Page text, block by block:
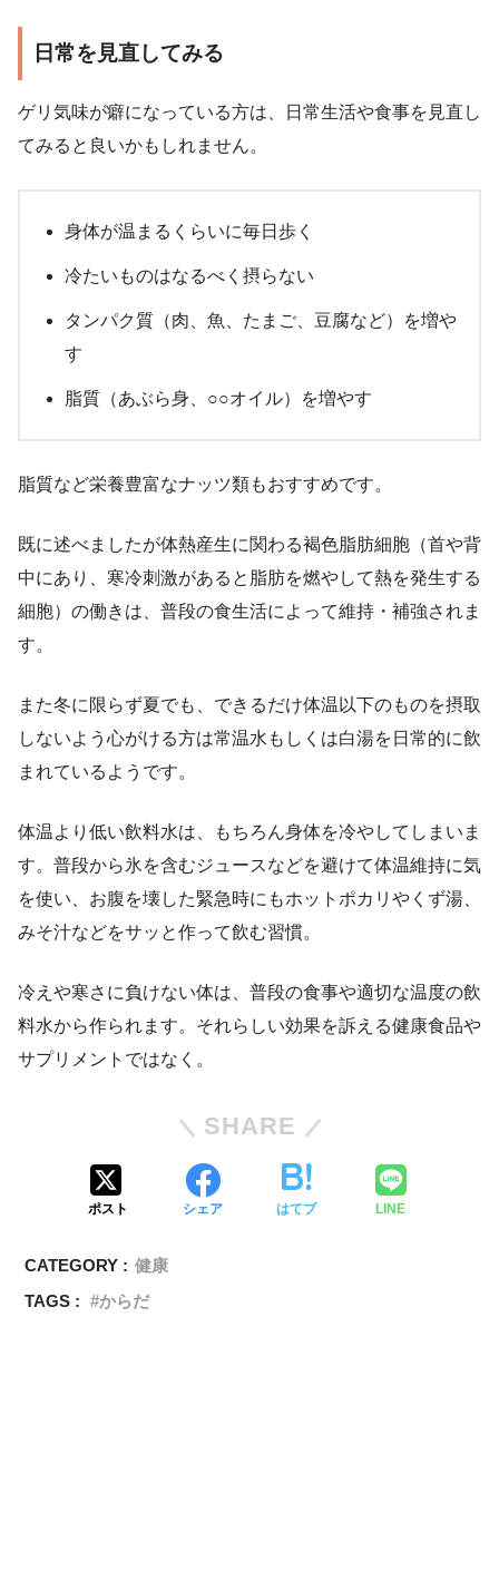
日常を見直してみる
ゲリ気味が癖になっている方は、日常生活や食事を見直し
てみると良いかもしれません。
身体が温まるくらいに毎日歩く
冷たいものはなるべく摂らない
タンパク質（肉、魚、たまご、豆腐など）を増や
す
脂質（あぶら身、○○オイル）を増やす
脂質など栄養豊富なナッツ類もおすすめです。
既に述べましたが体熱産生に関わる褐色脂肪細胞（首や背
中にあり、寒冷刺激があると脂肪を燃やして熱を発生する
細胞）の働きは、普段の食生活によって維持・補強されま
す。
また冬に限らず夏でも、できるだけ体温以下のものを摂取
しないよう心がける方は常温水もしくは白湯を日常的に飲
まれているようです。
体温より低い飲料水は、もちろん身体を冷やしてしまいま
す。普段から氷を含むジュースなどを避けて体温維持に気
を使い、お腹を壊した緊急時にもホットポカリやくず湯、
みそ汁などをサッと作って飲む習慣。
冷えや寒さに負けない体は、普段の食事や適切な温度の飲
料水から作られます。それらしい効果を訴える健康食品や
サプリメントではなく。
SHARE
ポスト シェア はてブ LINE
CATEGORY : 健康
TAGS :
からだ